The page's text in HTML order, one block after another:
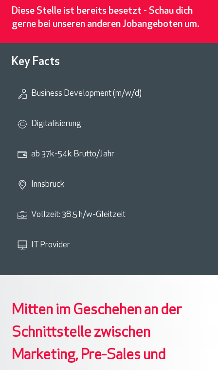
Diese Stelle ist bereits besetzt - Schau dich
gerne bei unseren anderen Jobangeboten um.
Key Facts
Business Development (m/w/d)
Digitalisierung
ab 37k-54k Brutto/Jahr
Innsbruck
Vollzeit: 38.5 h/w-Gleitzeit
IT Provider
Mitten im Geschehen an der
Schnittstelle zwischen
Marketing, Pre-Sales und